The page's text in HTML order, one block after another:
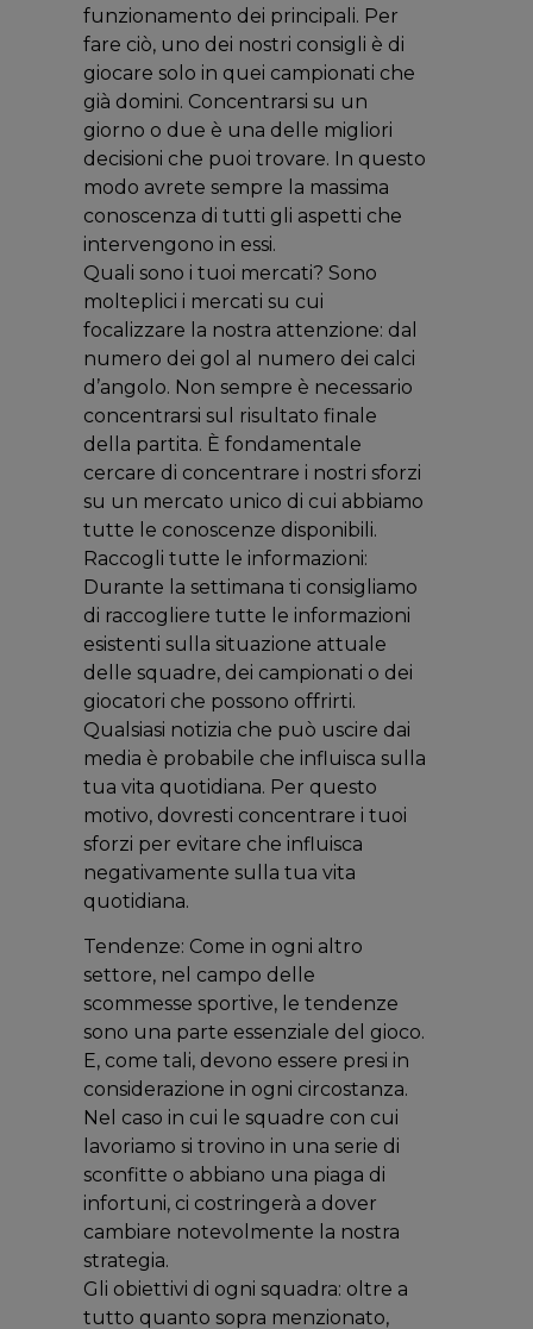
funzionamento dei principali. Per
fare ciò, uno dei nostri consigli è di
giocare solo in quei campionati che
già domini. Concentrarsi su un
giorno o due è una delle migliori
decisioni che puoi trovare. In questo
modo avrete sempre la massima
conoscenza di tutti gli aspetti che
intervengono in essi.
Quali sono i tuoi mercati? Sono
molteplici i mercati su cui
focalizzare la nostra attenzione: dal
numero dei gol al numero dei calci
d’angolo. Non sempre è necessario
concentrarsi sul risultato finale
della partita. È fondamentale
cercare di concentrare i nostri sforzi
su un mercato unico di cui abbiamo
tutte le conoscenze disponibili.
Raccogli tutte le informazioni:
Durante la settimana ti consigliamo
di raccogliere tutte le informazioni
esistenti sulla situazione attuale
delle squadre, dei campionati o dei
giocatori che possono offrirti.
Qualsiasi notizia che può uscire dai
media è probabile che influisca sulla
tua vita quotidiana. Per questo
motivo, dovresti concentrare i tuoi
sforzi per evitare che influisca
negativamente sulla tua vita
quotidiana.
Tendenze: Come in ogni altro
settore, nel campo delle
scommesse sportive, le tendenze
sono una parte essenziale del gioco.
E, come tali, devono essere presi in
considerazione in ogni circostanza.
Nel caso in cui le squadre con cui
lavoriamo si trovino in una serie di
sconfitte o abbiano una piaga di
infortuni, ci costringerà a dover
cambiare notevolmente la nostra
strategia.
Gli obiettivi di ogni squadra: oltre a
tutto quanto sopra menzionato,